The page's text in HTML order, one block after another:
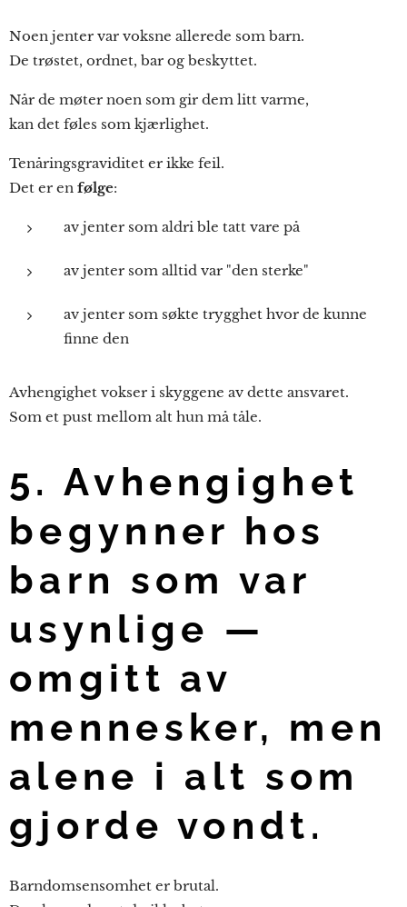
Noen jenter var voksne allerede som barn.
De trøstet, ordnet, bar og beskyttet.
Når de møter noen som gir dem litt varme,
kan det føles som kjærlighet.
Tenåringsgraviditet er ikke feil.
Det er en følge:
av jenter som aldri ble tatt vare på
av jenter som alltid var "den sterke"
av jenter som søkte trygghet hvor de kunne
finne den
Avhengighet vokser i skyggene av dette ansvaret.
Som et pust mellom alt hun må tåle.
5. Avhengighet
begynner hos
barn som var
usynlige —
omgitt av
mennesker, men
alene i alt som
gjorde vondt.
Barndomsensomhet er brutal.